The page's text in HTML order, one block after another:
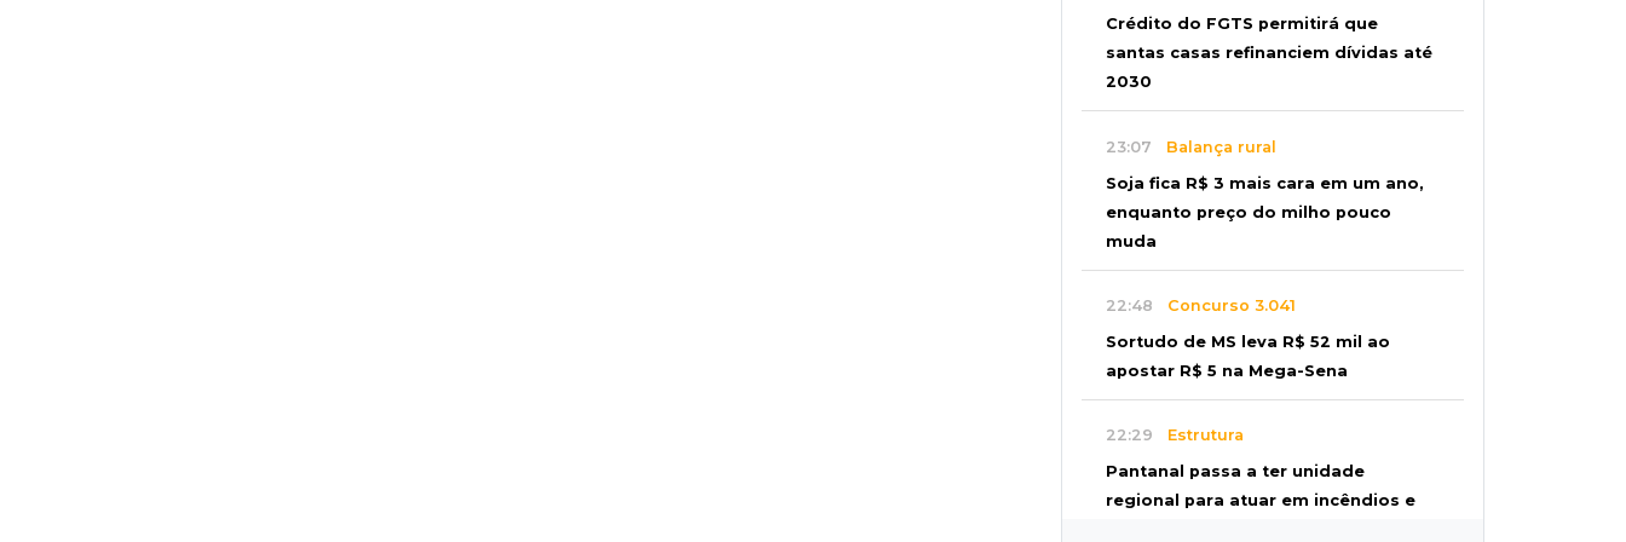
Crédito do FGTS permitirá que
santas casas refinanciem dívidas até
2030
23:07 Balança rural
Soja fica R$ 3 mais cara em um ano,
enquanto preço do milho pouco
muda
22:48 Concurso 3.041
Sortudo de MS leva R$ 52 mil ao
apostar R$ 5 na Mega-Sena
22:29 Estrutura
Pantanal passa a ter unidade
regional para atuar em incêndios e